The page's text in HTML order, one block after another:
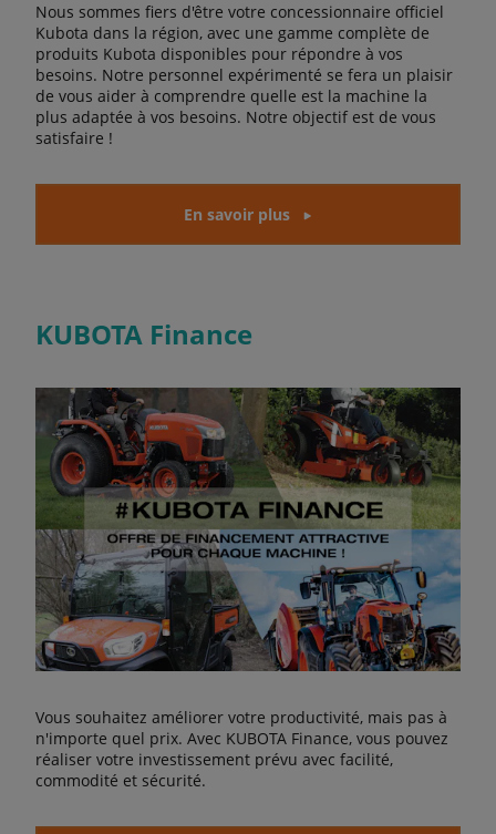
Nous sommes fiers d'être votre concessionnaire officiel
Kubota dans la région, avec une gamme complète de
produits Kubota disponibles pour répondre à vos
besoins. Notre personnel expérimenté se fera un plaisir
de vous aider à comprendre quelle est la machine la
plus adaptée à vos besoins. Notre objectif est de vous
satisfaire !
En savoir plus
KUBOTA Finance
Vous souhaitez améliorer votre productivité, mais pas à
n'importe quel prix. Avec KUBOTA Finance, vous pouvez
réaliser votre investissement prévu avec facilité,
commodité et sécurité.